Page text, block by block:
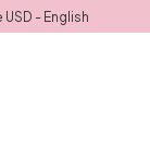
- English